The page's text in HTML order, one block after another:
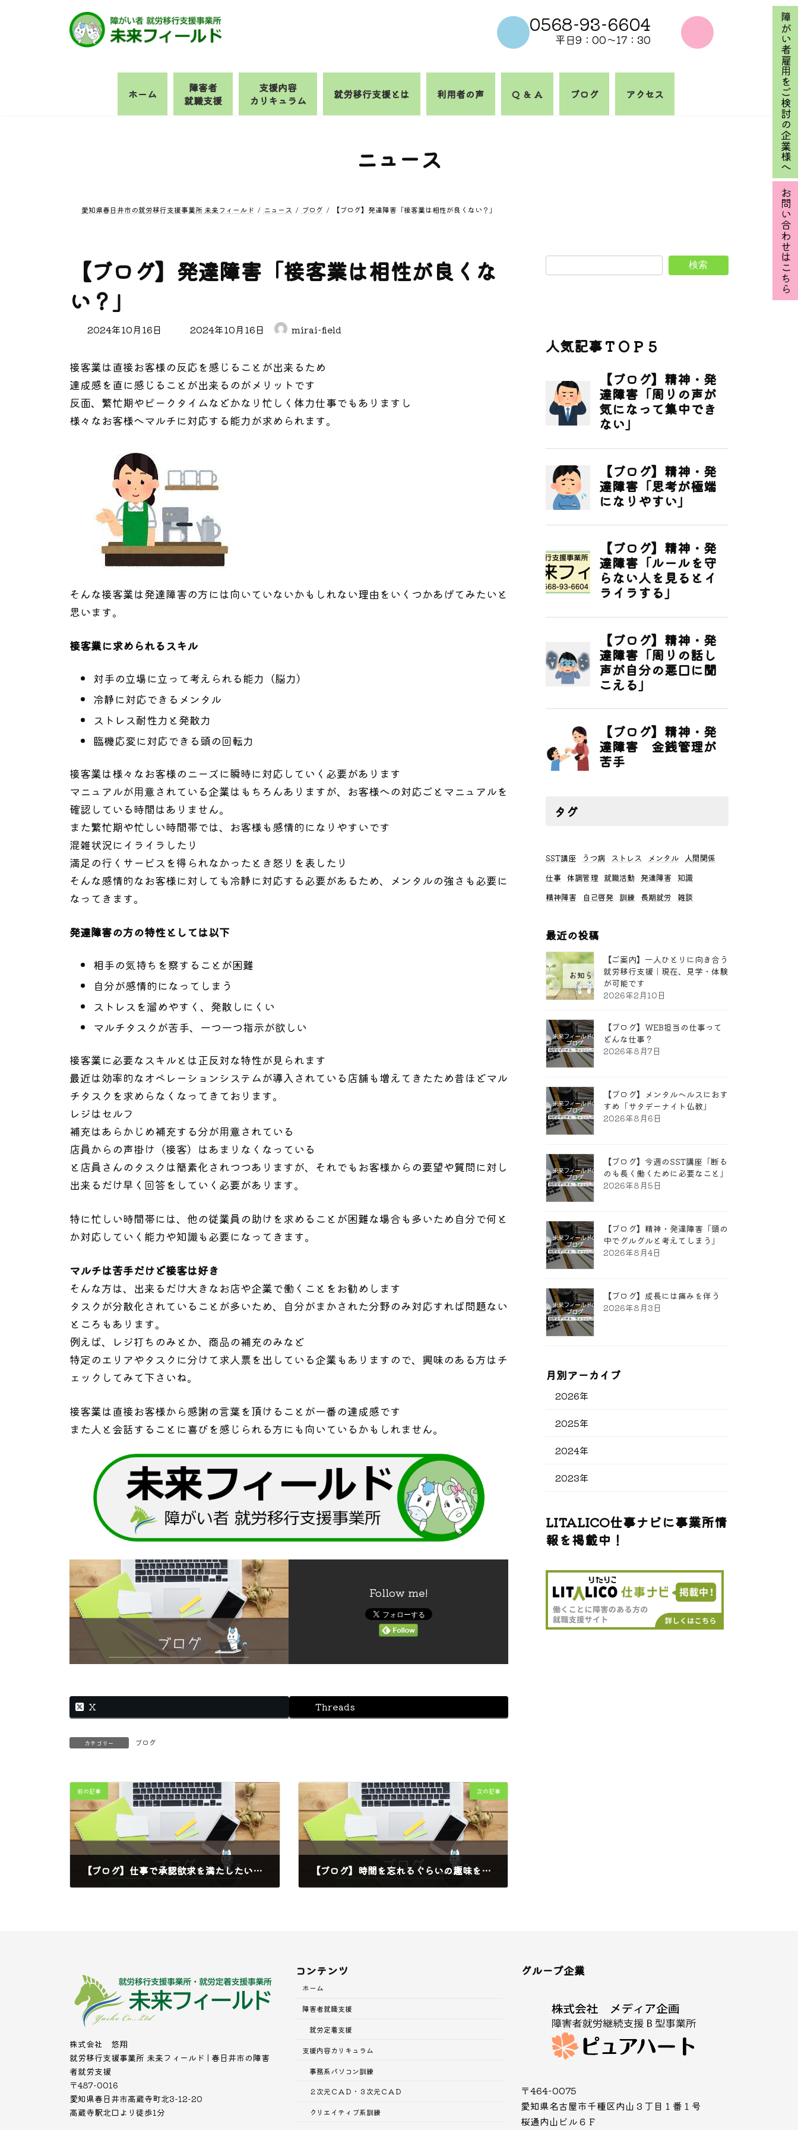
0568-93-6604
平日9：00～17：30
ホーム
障害者
就職支援
支援内容
カリキュラム
就労移行支援とは 利用者の声 Q ＆ A ブログ アクセス 障がい者雇用をご検討の企業様へ
お問い合わせはこちら
ニュース
愛知県春日井市の就労移行支援事業所 未来フィールド ニュース ブログ 【ブログ】発達障害「接客業は相性が良くない？」
【ブログ】発達障害「接客業は相性が良くな
い？」
2024年10月16日
最
新
日
:
2024年10月16日 mirai-field
接客業は直接お客様の反応を感じることが出来るため
達成感を直に感じることが出来るのがメリットです
反面、繁忙期やピークタイムなどかなり忙しく体力仕事でもありますし
様々なお客様へマルチに対応する能力が求められます。
そんな接客業は発達障害の方には向いていないかもしれない理由をいくつかあげてみたいと
思います。
接客業に求められるスキル
対手の立場に立って考えられる能力（脳力）
冷静に対応できるメンタル
ストレス耐性力と発散力
臨機応変に対応できる頭の回転力
接客業は様々なお客様のニーズに瞬時に対応していく必要があります
マニュアルが用意されている企業はもちろんありますが、お客様への対応ごとマニュアルを
確認している時間はありません。
また繁忙期や忙しい時間帯では、お客様も感情的になりやすいです
混雑状況にイライラしたり
満足の行くサービスを得られなかったとき怒りを表したり
そんな感情的なお客様に対しても冷静に対応する必要があるため、メンタルの強さも必要に
なってきます。
発達障害の方の特性としては以下
相手の気持ちを察することが困難
自分が感情的になってしまう
ストレスを溜めやすく、発散しにくい
マルチタスクが苦手、一つ一つ指示が欲しい
接客業に必要なスキルとは正反対な特性が見られます
最近は効率的なオペレーションシステムが導入されている店舗も増えてきたため昔ほどマル
チタスクを求めらなくなってきております。
レジはセルフ
補充はあらかじめ補充する分が用意されている
店員からの声掛け（接客）はあまりなくなっている
と店員さんのタスクは簡素化されつつありますが、それでもお客様からの要望や質問に対し
出来るだけ早く回答をしていく必要があります。
特に忙しい時間帯には、他の従業員の助けを求めることが困難な場合も多いため自分で何と
か対応していく能力や知識も必要になってきます。
マルチは苦手だけど接客は好き
そんな方は、出来るだけ大きなお店や企業で働くことをお勧めします
タスクが分散化されていることが多いため、自分がまかされた分野のみ対応すれば問題ない
ところもあります。
例えば、レジ打ちのみとか、商品の補充のみなど
特定のエリアやタスクに分けて求人票を出している企業もありますので、興味のある方はチ
ェックしてみて下さいね。
接客業は直接お客様から感謝の言葉を頂けることが一番の達成感です
また人と会話することに喜びを感じられる方にも向いているかもしれません。
Follow me!
X Threads
カテゴリー ブログ
前の記事
【ブログ】仕事で承認欲求を満たしたいけど．．．
2024年10月11日
次の記事
【ブログ】時間を忘れるぐらいの趣味を見つけよう
2024年10月17日
検索
人気記事ＴＯＰ５
タグ
SST講座 うつ病 ストレス メンタル 人間関係
仕事 体調管理 就職活動 発達障害
知識
精神障害
自己啓発 訓練 長期就労 雑談
最近の投稿
【ご案内】一人ひとりに向き合う
就労移行支援｜現在、見学・体験
が可能です
2026年2月10日
【ブログ】WEB担当の仕事って
どんな仕事？
2026年8月7日
【ブログ】メンタルヘルスにおす
すめ「サタデーナイト仏教」
2026年8月6日
【ブログ】今週のSST講座「断る
のも長く働くために必要なこと」
2026年8月5日
【ブログ】精神・発達障害「頭の
中でグルグルと考えてしまう」
2026年8月4日
【ブログ】成長には痛みを伴う
2026年8月3日
月別アーカイブ
2026年
2025年
2024年
2023年
LITALICO仕事ナビに事業所情
報を掲載中！
株式会社 悠翔
就労移行支援事業所 未来フィールド | 春日井市の障害
者就労支援
〒487-0016
愛知県春日井市高蔵寺町北3-12-20
高蔵寺駅北口より徒歩1分
コンテンツ
ホーム
障害者就職支援
就労定着支援
支援内容カリキュラム
事務系パソコン訓練
２次元ＣＡＤ・３次元ＣＡＤ
クリエイティブ系訓練
グループ企業
〒464-0075
愛知県名古屋市千種区内山３丁目１番１号
桜通内山ビル６Ｆ